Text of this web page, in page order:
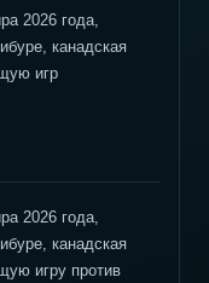
2026 года,
канадская
игр
2026 года,
канадская
игру против